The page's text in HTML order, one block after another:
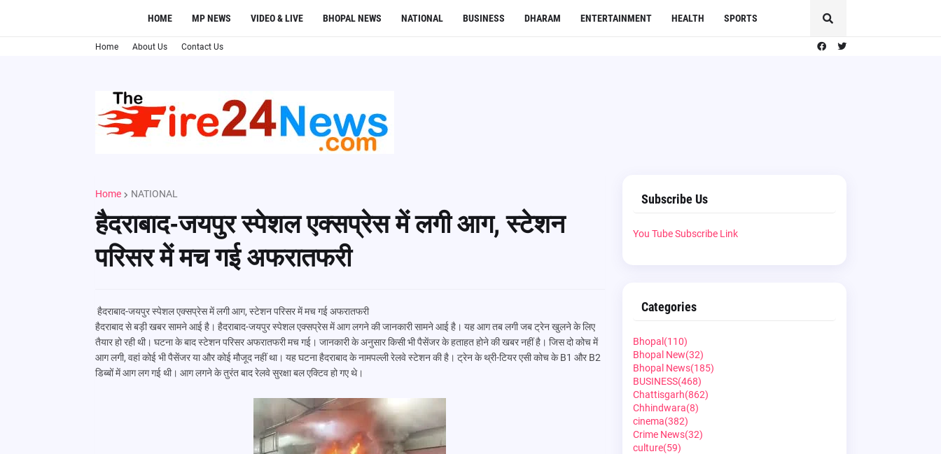
HOME MP NEWS VIDEO & LIVE BHOPAL NEWS NATIONAL BUSINESS DHARAM ENTERTAINMENT HEALTH SPORTS
Home About Us Contact Us
Home NATIONAL
हैदराबाद-जयपुर स्पेशल एक्सप्रेस में लगी आग, स्टेशन
परिसर में मच गई अफरातफरी
हैदराबाद-जयपुर स्पेशल एक्सप्रेस में लगी आग, स्टेशन परिसर में मच गई अफरातफरी
हैदराबाद से बड़ी खबर सामने आई है। हैदराबाद-जयपुर स्पेशल एक्सप्रेस में आग लगने की जानकारी सामने आई है। यह आग तब लगी जब ट्रेन खुलने के लिए
तैयार हो रही थी। घटना के बाद स्टेशन परिसर अफरातफरी मच गई। जानकारी के अनुसार किसी भी पैसेंजर के हताहत होने की खबर नहीं है। जिस दो कोच में
आग लगी, वहां कोई भी पैसेंजर या और कोई मौजूद नहीं था। यह घटना हैदराबाद के नामपल्ली रेलवे स्टेशन की है। ट्रेन के थ्री-टियर एसी कोच के B1 और B2
डिब्बों में आग लग गई थी। आग लगने के तुरंत बाद रेलवे सुरक्षा बल एक्टिव हो गए थे।
Subscribe Us
You Tube Subscribe Link
Categories
Bhopal (110)
Bhopal New(32)
Bhopal News(185)
BUSINESS(468)
Chattisgarh(862)
Chhindwara(8)
cinema(382)
Crime News(32)
culture(59)